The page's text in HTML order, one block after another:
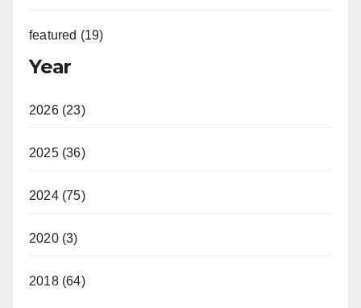
featured (19)
Year
2026 (23)
2025 (36)
2024 (75)
2020 (3)
2018 (64)